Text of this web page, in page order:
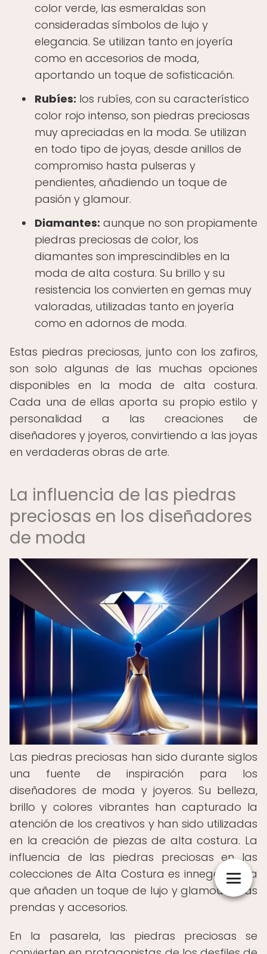
color verde, las esmeraldas son
consideradas símbolos de lujo y
elegancia. Se utilizan tanto en joyería
como en accesorios de moda,
aportando un toque de sofisticación.
Rubíes: los rubíes, con su característico
color rojo intenso, son piedras preciosas
muy apreciadas en la moda. Se utilizan
en todo tipo de joyas, desde anillos de
compromiso hasta pulseras y
pendientes, añadiendo un toque de
pasión y glamour.
Diamantes: aunque no son propiamente
piedras preciosas de color, los
diamantes son imprescindibles en la
moda de alta costura. Su brillo y su
resistencia los convierten en gemas muy
valoradas, utilizadas tanto en joyería
como en adornos de moda.
Estas piedras preciosas, junto con los zafiros,
son solo algunas de las muchas opciones
disponibles en la moda de alta costura.
Cada una de ellas aporta su propio estilo y
personalidad a las creaciones de
diseñadores y joyeros, convirtiendo a las joyas
en verdaderas obras de arte.
La influencia de las piedras
preciosas en los diseñadores
de moda
Las piedras preciosas han sido durante siglos
una fuente de inspiración para los
diseñadores de moda y joyeros. Su belleza,
brillo y colores vibrantes han capturado la
atención de los creativos y han sido utilizadas
en la creación de piezas de alta costura. La
influencia de las piedras preciosas en las
colecciones de Alta Costura es innegable, ya
que añaden un toque de lujo y glamour a las
prendas y accesorios.
En la pasarela, las piedras preciosas se